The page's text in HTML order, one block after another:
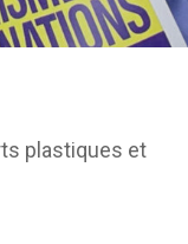
plastiques et